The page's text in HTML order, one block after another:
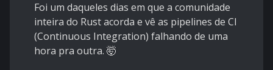
Foi um daqueles dias em que a comunidade
inteira do Rust acorda e vê as pipelines de CI
(Continuous Integration) falhando de uma
hora pra outra. 🤯